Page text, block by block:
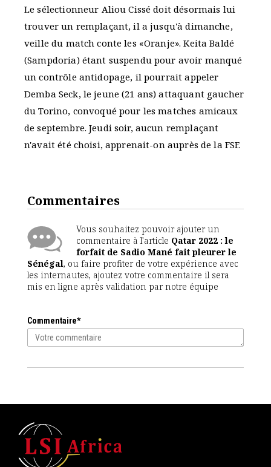
Le sélectionneur Aliou Cissé doit désormais lui
trouver un remplaçant, il a jusqu'à dimanche,
veille du match conte les «Oranje». Keita Baldé
(Sampdoria) étant suspendu pour avoir manqué
un contrôle antidopage, il pourrait appeler
Demba Seck, le jeune (21 ans) attaquant gaucher
du Torino, convoqué pour les matches amicaux
de septembre. Jeudi soir, aucun remplaçant
n'avait été choisi, apprenait-on auprès de la FSF.
Commentaires
Vous souhaitez pouvoir ajouter un
commentaire à l'article Qatar 2022 : le
forfait de Sadio Mané fait pleurer le
Sénégal, ou faire profiter de votre expérience avec
les internautes, ajoutez votre commentaire il sera
mis en ligne après validation par notre équipe
Commentaire*